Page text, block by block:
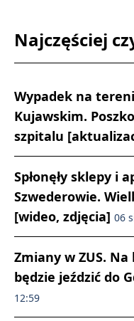
Najczęściej
Wypadek na
Kujawskim.
szpitalu
Spłonęły sklepy i
Szwederowie.
[wideo, zdjęcia] 06
Zmiany w ZUS.
będzie jeździć do
12:59